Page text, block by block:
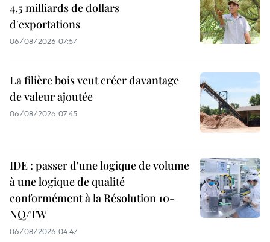
4,5 milliards de dollars
d'exportations
06/08/2026 07:57
La filière bois veut créer davantage
de valeur ajoutée
06/08/2026 07:45
IDE : passer d'une logique de volume
à une logique de qualité
conformément à la Résolution 10-
NQ/TW
06/08/2026 04:47